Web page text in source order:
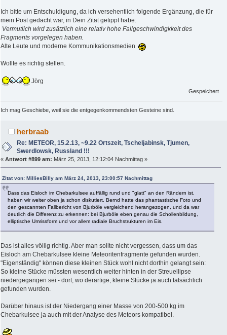
Ich bitte um Entschuldigung, da ich versehentlich folgende Ergänzung, die für
mein Post gedacht war, in Dein Zitat getippt habe:
Vermutlich wird zusätzlich eine relativ hohe Fallgeschwindigkkeit des
Fragments vorgelegen haben.
Alte Leute und moderne Kommunikationsmedien
Wollte es richtig stellen.
Jörg
Gespeichert
Ich mag Geschiebe, weil sie die entgegenkommendsten Gesteine sind.
herbraab
Re: METEOR, 15.2.13, ~9.22 Ortszeit, Tscheljabinsk, Tjumen,
Swerdlowsk, Russland !!!
« Antwort #899 am: März 25, 2013, 12:12:04 Nachmittag »
Zitat von: MilliesBilly am März 24, 2013, 23:00:57 Nachmittag
Dass das Eisloch im Chebarkulsee auffällig rund und "glatt" an den Rändern ist,
haben wir weiter oben ja schon diskutiert. Bernd hatte das phantastische Foto und
den gescannten Fallbericht von Bjurböle vergleichend herangezogen, und da war
deutlich die Differenz zu erkennen: bei Bjurböle eben genau die Schollenbildung,
elliptische Umrissform und vor allem radiale Bruchstrukturen im Eis.
Das ist alles völlig richtig. Aber man sollte nicht vergessen, dass um das
Eisloch am Chebarkulsee kleine Meteoritenfragmente gefunden wurden.
"Eigenständig" können diese kleinen Stück wohl nicht dorthin gelangt sein:
So kleine Stücke müssten wesentlich weiter hinten in der Streuellipse
niedergegangen sei - dort, wo derartige, kleine Stücke ja auch tatsächlich
gefunden wurden.
Darüber hinaus ist der Niedergang einer Masse von 200-500 kg im
Chebarkulsee ja auch mit der Analyse des Meteors kompatibel.